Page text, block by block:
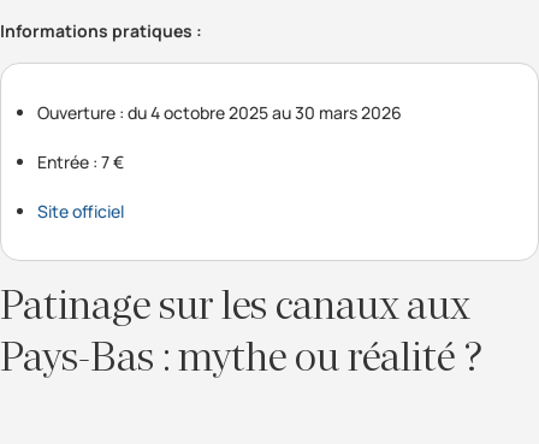
Informations pratiques :
Ouverture : du 4 octobre 2025 au 30 mars 2026
Entrée : 7 €
Site officiel
Patinage sur les canaux aux
Pays-Bas : mythe ou réalité ?